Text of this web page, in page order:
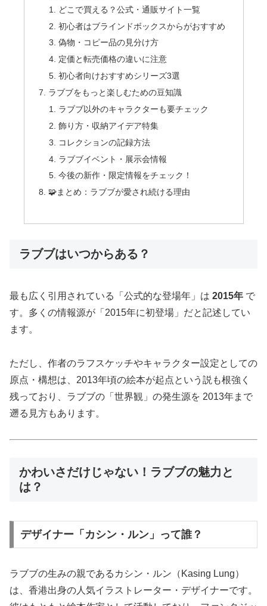
どこで買える？公式・通販サイト一覧
初心者はブラインドボックスからがおすすめ
偽物・コピー品の見分け方
定価と転売価格の違いに注意
初心者向けおすすめシリーズ3選
ラブブをもっと楽しむための豆知識
ラブブ以外のキャラクターも要チェック
飾り方・収納アイデア特集
コレクションの記録方法
ラブブイベント・展示会情報
今後の新作・限定情報をチェック！
🧩まとめ：ラブブが愛され続ける理由
ラブブはいつからある？
最も広く引用されている「公式的な登場年」は 2015年 で
す。多くの情報源が「2015年に初登場」だと記述してい
ます。
ただし、作者のラフスケッチやキャラクター設定としての
原点・構想は、2013年頃の絵本が起点という説も根強く
残っており、ラブブの「世界観」の発生源を 2013年まで
遡る見方もあります。
かわいさだけじゃない！ラブブの魅力と
は？
デザイナー「カシン・ルン」って誰？
ラブブの生みの親であるカシン・ルン（Kasing Lung）
は、香港出身の人気イラストレーター・デザイナーです。